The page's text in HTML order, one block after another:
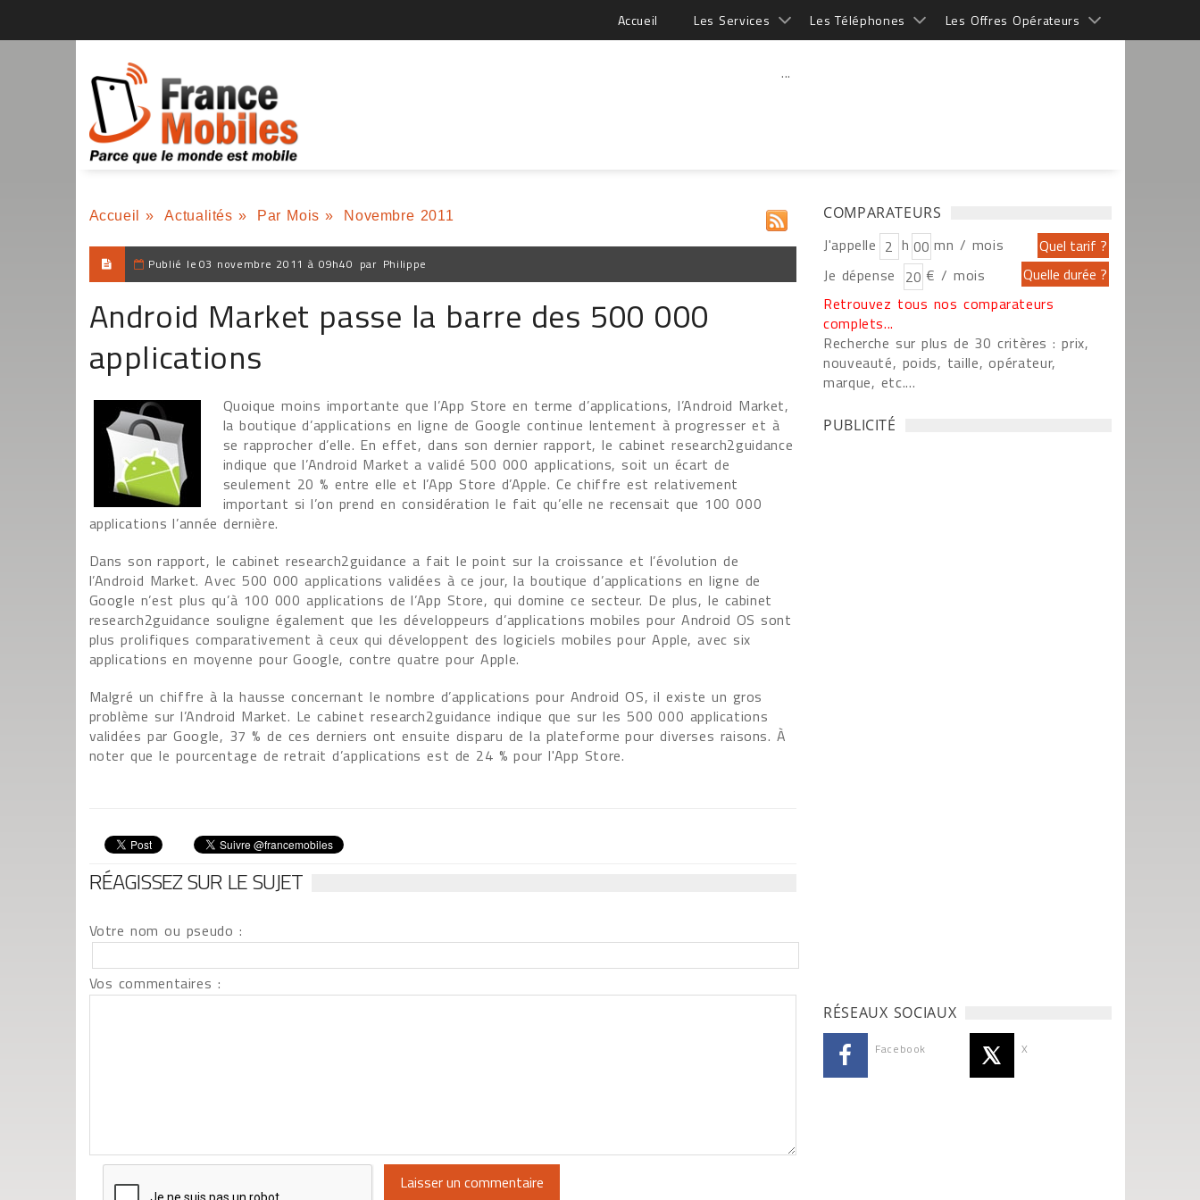
Accueil Les Services Les Téléphones Les Offres Opérateurs
...
Accueil » Actualités » Par Mois » Novembre 2011
Publié le 03 novembre 2011 à 09h40 par Philippe
Android Market passe la barre des 500 000
applications
Quoique moins importante que l’App Store en terme d’applications, l’Android Market,
la boutique d’applications en ligne de Google continue lentement à progresser et à
se rapprocher d’elle. En effet, dans son dernier rapport, le cabinet research2guidance
indique que l’Android Market a validé 500 000 applications, soit un écart de
seulement 20 % entre elle et l’App Store d’Apple. Ce chiffre est relativement
important si l’on prend en considération le fait qu’elle ne recensait que 100 000
applications l’année dernière.
Dans son rapport, le cabinet research2guidance a fait le point sur la croissance et l’évolution de
l’Android Market. Avec 500 000 applications validées à ce jour, la boutique d’applications en ligne de
Google n’est plus qu’à 100 000 applications de l’App Store, qui domine ce secteur. De plus, le cabinet
research2guidance souligne également que les développeurs d’applications mobiles pour Android OS sont
plus prolifiques comparativement à ceux qui développent des logiciels mobiles pour Apple, avec six
applications en moyenne pour Google, contre quatre pour Apple.
Malgré un chiffre à la hausse concernant le nombre d’applications pour Android OS, il existe un gros
problème sur l’Android Market. Le cabinet research2guidance indique que sur les 500 000 applications
validées par Google, 37 % de ces derniers ont ensuite disparu de la plateforme pour diverses raisons. À
noter que le pourcentage de retrait d’applications est de 24 % pour l'App Store.
RÉAGISSEZ SUR LE SUJET
Votre nom ou pseudo :
Vos commentaires :
COMPARATEURS
J'appelle h
mn / mois
Je dépense
€ / mois
Retrouvez tous nos comparateurs
complets...
Recherche sur plus de 30 critères : prix,
nouveauté, poids, taille, opérateur,
marque, etc....
PUBLICITÉ
RÉSEAUX SOCIAUX
Facebook X